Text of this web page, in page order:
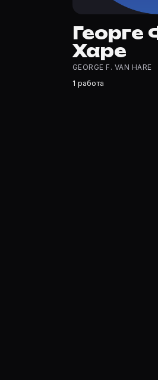
Где открыть фильмографию
На Movie Planner: https://movie-
Георге
Харе
GEORGE F. VAN HARE
1 работа